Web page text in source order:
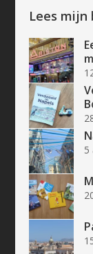
Lees mijn
5